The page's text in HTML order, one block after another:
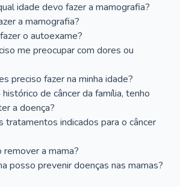
idade devo fazer a mamografia?
a mamografia?
o autoexame?
me preocupar com dores ou
preciso fazer na minha idade?
de câncer da família, tenho
a doença?
tratamentos indicados para o câncer
remover a mama?
posso prevenir doenças nas mamas?